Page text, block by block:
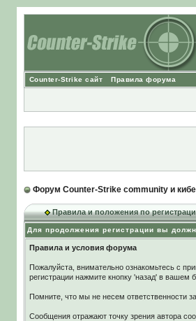
Counter-Strike сайт Правила форума
Форум Counter-Strike community и
Правила и положения по
Для продолжения регистрации вы
Правила и условия форума
Пожалуйста, внимательно ознакомьтесь с
регистрации нажмите кнопку 'назад' в вашем
Помните, что мы не несем ответственности
Сообщения отражают точку зрения автора